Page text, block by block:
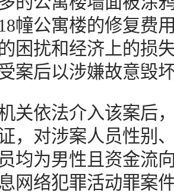
幢公寓楼的修复费
困扰和经济上的损
案后以涉嫌故意毁
依法介入该案后，
，对涉案人员性别
均为男性且资金流
网络犯罪活动罪案